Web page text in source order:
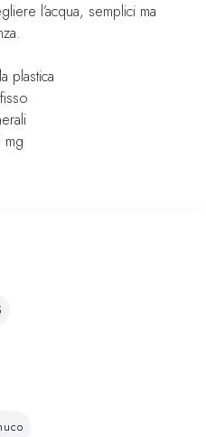
l’acqua, semplici ma
plastica
mg